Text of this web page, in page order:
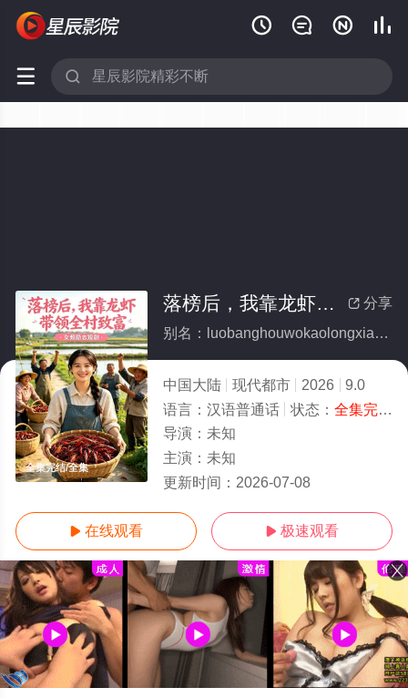
   
 
全集完结/全集
 分享
落榜后，我靠龙虾带领全村致富(全集)
别名：luobanghouwokaolongxiadailingquancunzhifu
中国大陆 现代都市 2026
9.0
语言： 汉语普通话 状态： 全集完结
导演： 未知
主演： 未知
更新时间： 2026-07-08
 在线观看  极速观看